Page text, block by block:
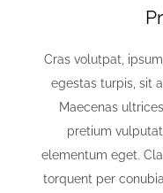
Cras volutpat,
egestas turpis, sit
Maecenas
pretium
elementum eget.
torquent per